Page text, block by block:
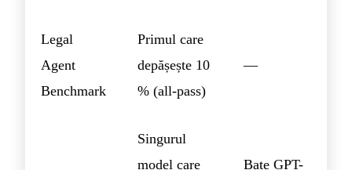
Legal
Agent
Benchmark
Primul care
depășește 10
% (all-pass)
—
Singurul
model care
Bate GPT-